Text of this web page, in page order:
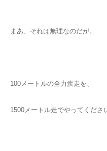
まあ、それは無理なのだが。
100メートルの全力疾走を、
1500メートル走でやってくださ